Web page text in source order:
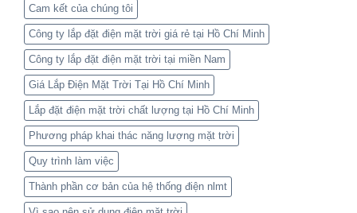
Cam kết của chúng tôi
Công ty lắp đặt điện mặt trời giá rẻ tại Hồ Chí Minh
Công ty lắp đặt điện mặt trời tại miền Nam
Giá Lắp Điện Mặt Trời Tại Hồ Chí Minh
Lắp đặt điện mặt trời chất lượng tại Hồ Chí Minh
Phương pháp khai thác năng lượng mặt trời
Quy trình làm việc
Thành phần cơ bản của hệ thống điện nlmt